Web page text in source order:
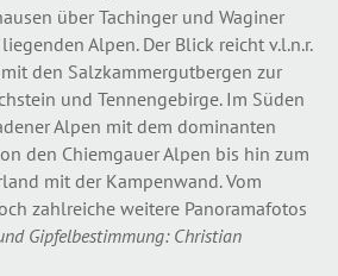
über Tachinger und Waginer
Alpen. Der Blick reicht v.l.n.r.
den Salzkammergutbergen zur
und Tennengebirge. Im Süden
Alpen mit dem dominanten
den Chiemgauer Alpen bis hin zum
mit der Kampenwand. Vom
zahlreiche weitere Panoramafotos
Gipfelbestimmung: Christian